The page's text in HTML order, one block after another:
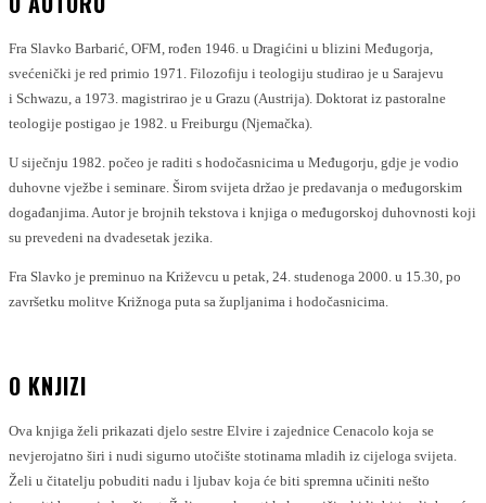
Fra Slavko Barbarić, OFM, rođen 1946. u Dragićini u blizini Međugorja,
svećenički je red primio 1971. Filozofiju i teologiju studirao je u Sarajevu
i Schwazu, a 1973. magistrirao je u Grazu (Austrija). Doktorat iz pastoralne
teologije postigao je 1982. u Freiburgu (Njemačka).
U siječnju 1982. počeo je raditi s hodočasnicima u Međugorju, gdje je vodio
duhovne vježbe i seminare. Širom svijeta držao je predavanja o međugorskim
događanjima. Autor je brojnih tekstova i knjiga o međugorskoj duhovnosti koji
su prevedeni na dvadesetak jezika.
Fra Slavko je preminuo na Križevcu u petak, 24. studenoga 2000. u 15.30, po
završetku molitve Križnoga puta sa župljanima i hodočasnicima.
O KNJIZI
Ova knjiga želi prikazati djelo sestre Elvire i zajednice Cenacolo koja se
nevjerojatno širi i nudi sigurno utočište stotinama mladih iz cijeloga svijeta.
Želi u čitatelju pobuditi nadu i ljubav koja će biti spremna učiniti nešto